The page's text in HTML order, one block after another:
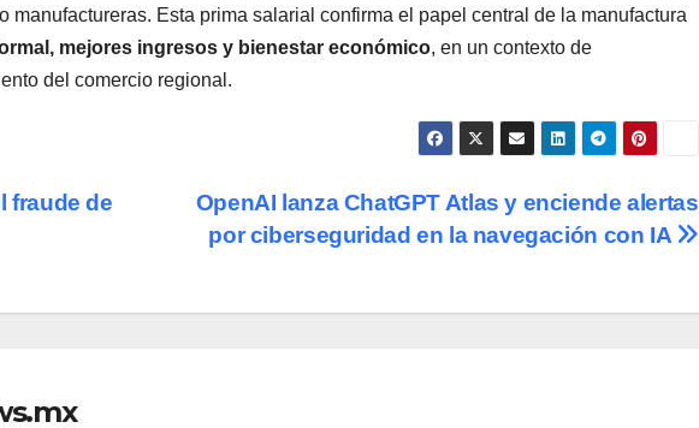
manufactureras. Esta prima salarial confirma el papel central de la manufactura
mejores ingresos y bienestar económico, en un contexto de
del comercio regional.
OpenAI lanza ChatGPT Atlas y enciende alertas
por ciberseguridad en la navegación con IA
fraude de